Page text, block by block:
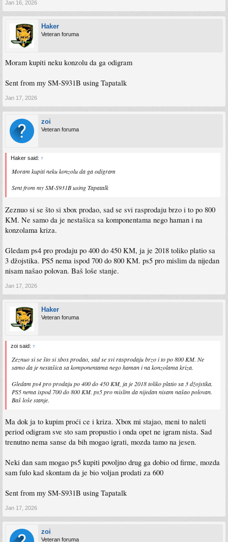
Jan 16, 2026
Haker
Veteran foruma
Moram kupiti neku konzolu da ga odigram
Sent from my SM-S931B using Tapatalk
Jan 17, 2026
zoi
Veteran foruma
Haker said: ↑
Moram kupiti neku konzolu da ga odigram
Sent from my SM-S931B using Tapatalk
Zeznuo si se što si xbox prodao, sad se svi rasprodaju brzo i to po 800
KM. Ne samo da je nestašica sa komponentama nego haman i na
konzolama kriza.
Gledam ps4 pro prodaju po 400 do 450 KM, ja je 2018 toliko platio sa
3 džojstika. PS5 nema ispod 700 do 800 KM. ps5 pro mislim da nijedan
nisam našao polovan. Baš loše stanje.
Jan 17, 2026
Haker
Veteran foruma
zoi said: ↑
Zeznuo si se što si xbox prodao, sad se svi rasprodaju brzo i to po 800 KM. Ne
samo da je nestašica sa komponentama nego haman i na konzolama kriza.
Gledam ps4 pro prodaju po 400 do 450 KM, ja je 2018 toliko platio sa 3 džojstika.
PS5 nema ispod 700 do 800 KM. ps5 pro mislim da nijedan nisam našao polovan.
Baš loše stanje.
Ma dok ja to kupim proći ce i kriza. Xbox mi stajao, meni to naleti
period odigram sve sto sam propustio i onda opet ne igram nista. Sad
trenutno nema sanse da bih mogao igrati, mozda tamo na jesen.
Neki dan sam mogao ps5 kupiti povoljno drug ga dobio od firme, mozda
sam fulo kad skontam da je bio voljan prodati za 600
Sent from my SM-S931B using Tapatalk
Jan 17, 2026
zoi
Veteran foruma